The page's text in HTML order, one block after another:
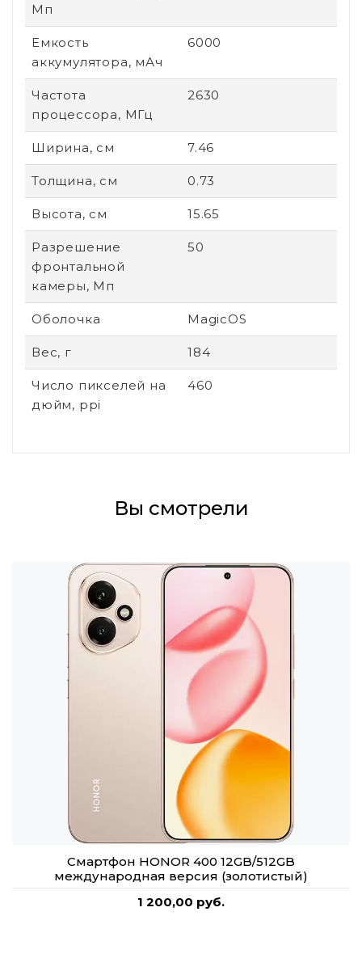
Мп
Емкость
аккумулятора, мАч
6000
Частота
процессора, МГц
2630
Ширина, см 7.46
Толщина, см 0.73
Высота, см 15.65
Разрешение
фронтальной
камеры, Мп
50
Оболочка MagicOS
Вес, г 184
Число пикселей на
дюйм, ppi
460
Вы смотрели
Смартфон HONOR 400 12GB/512GB
международная версия (золотистый)
1 200,00 руб.